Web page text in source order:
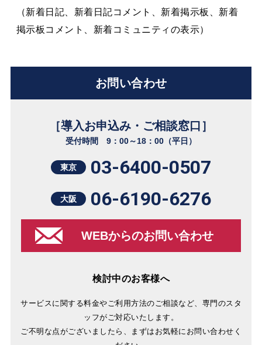
（新着日記、新着日記コメント、新着掲示板、新着
掲示板コメント、新着コミュニティの表示）
お問い合わせ
［導入お申込み・ご相談窓口］
受付時間 9：00～18：00（平日）
東京 03-6400-0507
大阪 06-6190-6276
WEBからのお問い合わせ
検討中のお客様へ
サービスに関する料金やご利用方法のご相談など、専門のスタ
ッフがご対応いたします。
ご不明な点がございましたら、まずはお気軽にお問い合わせく